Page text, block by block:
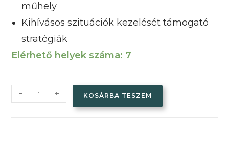
műhely
Kihívásos szituációk kezelését támogató
stratégiák
Elérhető helyek száma: 7
Stresszkezelés
Offline
- + KOSÁRBA TESZEM